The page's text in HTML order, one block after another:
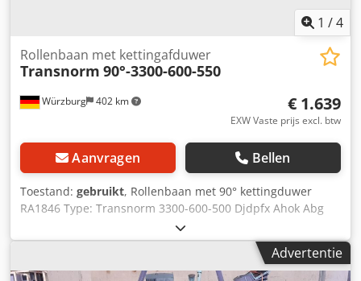
1 /4
Würzburg 402 km
Rollenbaan met kettingafduwer
Transnorm 90°-3300-600-550
€ 1.639
EXW Vaste prijs excl. btw
Aanvragen Bellen
Toestand: gebruikt, Rollenbaan met 90° kettingduwer
RA1846 Type: Transnorm 3300-600-500 Djdpfx Ahok Abg
Djgokr Transportlengte (FL): 3300 mm Breedte rollen (RB):
550 mm Nominale breedte/buitenbreedte (NB): 600 mm
Breedte van de kettingduwer: 700 mm Totale hoogte (BH):
140 mm Afstand tussen de rollen: 80 mm Inclusief
Advertentie